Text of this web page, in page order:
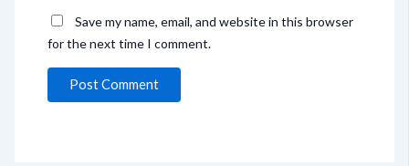
Save my name, email, and website in this browser
for the next time I comment.